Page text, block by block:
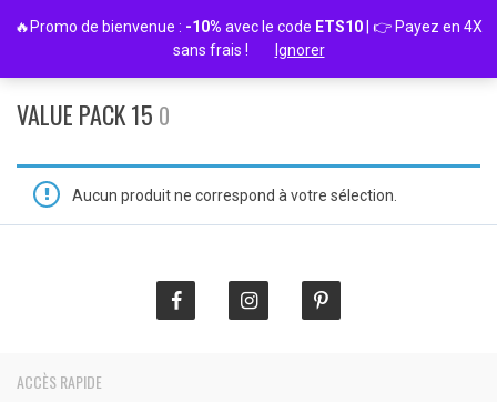
VALUE PACK 15 0
Aucun produit ne correspond à votre sélection.
ACCÈS RAPIDE
🔥Promo de bienvenue : -10% avec le code ETS10 | 👉 Payez en 4X
sans frais !
Ignorer